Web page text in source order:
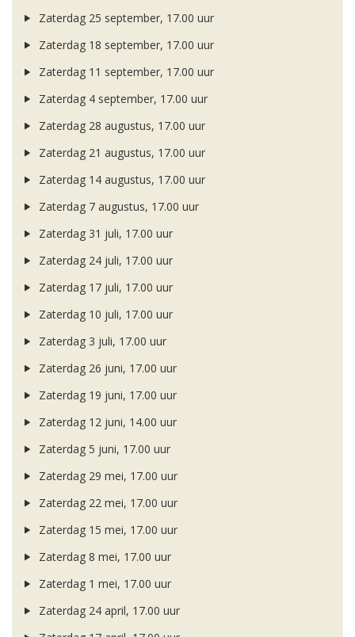
Zaterdag 25 september, 17.00 uur
Zaterdag 18 september, 17.00 uur
Zaterdag 11 september, 17.00 uur
Zaterdag 4 september, 17.00 uur
Zaterdag 28 augustus, 17.00 uur
Zaterdag 21 augustus, 17.00 uur
Zaterdag 14 augustus, 17.00 uur
Zaterdag 7 augustus, 17.00 uur
Zaterdag 31 juli, 17.00 uur
Zaterdag 24 juli, 17.00 uur
Zaterdag 17 juli, 17.00 uur
Zaterdag 10 juli, 17.00 uur
Zaterdag 3 juli, 17.00 uur
Zaterdag 26 juni, 17.00 uur
Zaterdag 19 juni, 17.00 uur
Zaterdag 12 juni, 14.00 uur
Zaterdag 5 juni, 17.00 uur
Zaterdag 29 mei, 17.00 uur
Zaterdag 22 mei, 17.00 uur
Zaterdag 15 mei, 17.00 uur
Zaterdag 8 mei, 17.00 uur
Zaterdag 1 mei, 17.00 uur
Zaterdag 24 april, 17.00 uur